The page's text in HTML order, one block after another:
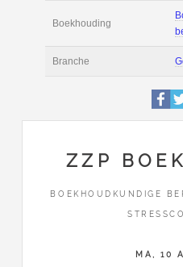
Boekhouding
ZZP
BOEKHOUDKUNDIGE
MA, 10